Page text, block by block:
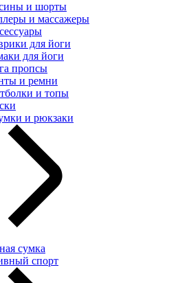
и шорты
и массажеры
для йоги
для йоги
пропсы
и ремни
и топы
и рюкзаки
сумка
спорт